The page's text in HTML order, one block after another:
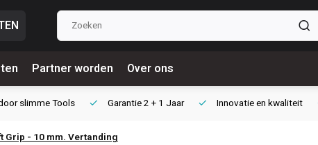
Partner worden Over ons
slimme Tools Garantie2 + 1 Jaar Innovatieen kwaliteit
Grip - 10 mm. Vertanding